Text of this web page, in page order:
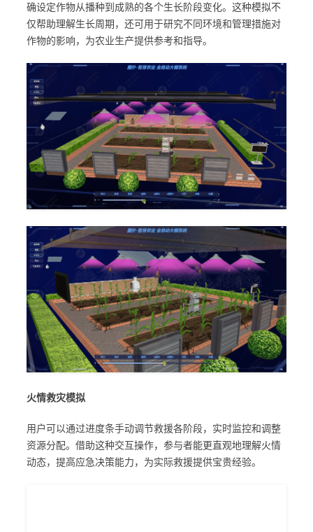
确设定作物从播种到成熟的各个生长阶段变化。这种模拟不
仅帮助理解生长周期，还可用于研究不同环境和管理措施对
作物的影响，为农业生产提供参考和指导。
火情救灾模拟
用户可以通过进度条手动调节救援各阶段，实时监控和调整
资源分配。借助这种交互操作，参与者能更直观地理解火情
动态，提高应急决策能力，为实际救援提供宝贵经验。